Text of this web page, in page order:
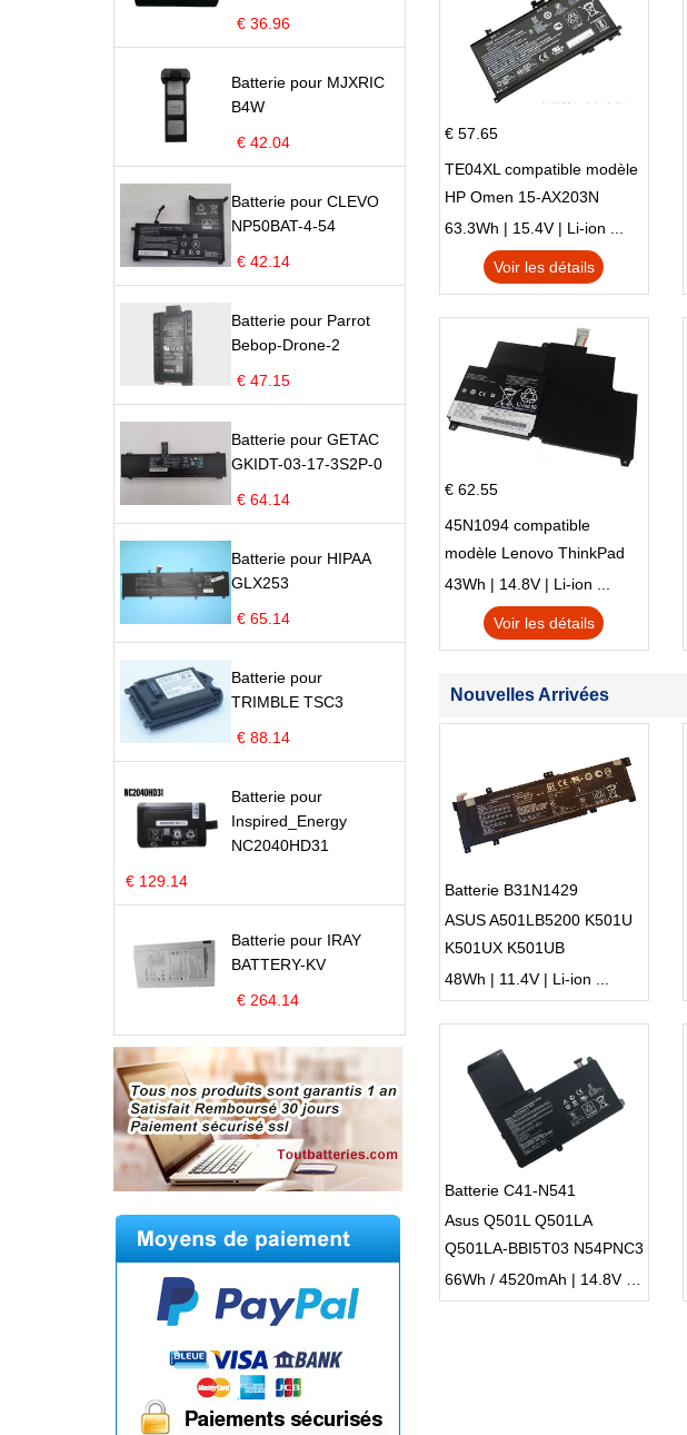
€ 36.96
Batterie pour MJXRIC
B4W
€ 42.04
Batterie pour CLEVO
NP50BAT-4-54
€ 42.14
Batterie pour Parrot
Bebop-Drone-2
€ 47.15
Batterie pour GETAC
GKIDT-03-17-3S2P-0
€ 64.14
Batterie pour HIPAA
GLX253
€ 65.14
Batterie pour
TRIMBLE TSC3
€ 88.14
Batterie pour
Inspired_Energy
NC2040HD31
€ 129.14
Batterie pour IRAY
BATTERY-KV
€ 264.14
€ 57.65
TE04XL compatible modèle
HP Omen 15-AX203N
Omen 15 Series Pavilion 15
Series
63.3Wh | 15.4V | Li-ion ...
Voir les détails
€ 62.55
45N1094 compatible
modèle Lenovo ThinkPad
Edge S230u Twist
43Wh | 14.8V | Li-ion ...
Voir les détails
Nouvelles Arrivées
Batterie B31N1429
ASUS A501LB5200 K501U
K501UX K501UB
48Wh | 11.4V | Li-ion ...
Batterie C41-N541
Asus Q501L Q501LA
Q501LA-BBI5T03 N54PNC3